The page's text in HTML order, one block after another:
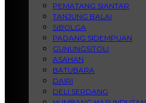
PEMATANG SIANTAR
TANJUNG BALAI
SIBOLGA
PADANG SIDEMPUAN
GUNUNGSITOLI
ASAHAN
BATUBARA
DAIRI
DELI SERDANG